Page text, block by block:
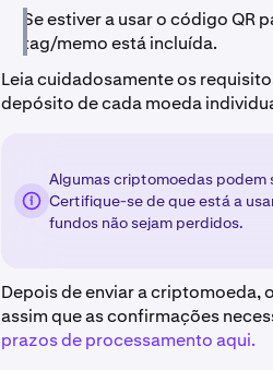
Se estiver a usar o código QR
tag/memo está incluída.
Leia cuidadosamente os
depósito de cada moeda
Algumas criptomoedas podem
Certifique-se de que está a
fundos não sejam perdidos.
Depois de enviar a criptomoeda,
assim que as confirmações
prazos de processamento aqui.